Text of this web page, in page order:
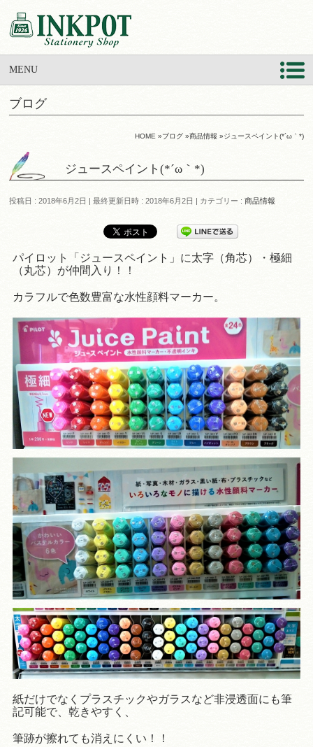
MENU
ブログ
HOME »ブログ»商品情報 »ジュースペイント(*´ω｀*)
ジュースペイント(*´ω｀*)
投稿日 : 2018年6月2日 最終更新日時 : 2018年6月2日 カテゴリー :商品情報
パイロット「ジュースペイント」に太字（角芯）・極細
（丸芯）が仲間入り！！
カラフルで色数豊富な水性顔料マーカー。
紙だけでなくプラスチックやガラスなど非浸透面にも筆
記可能で、乾きやすく、
筆跡が擦れても消えにくい！！